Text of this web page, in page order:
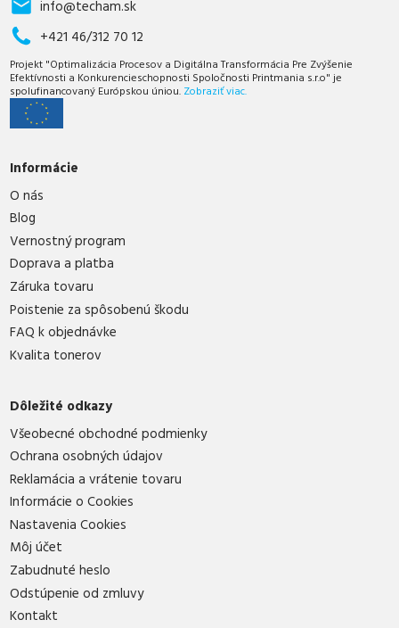
info@techam.sk
+421 46/312 70 12
Projekt "Optimalizácia Procesov a Digitálna Transformácia Pre Zvýšenie
Efektívnosti a Konkurencieschopnosti Spoločnosti Printmania s.r.o" je
spolufinancovaný Európskou úniou. Zobraziť viac.
Informácie
O nás
Blog
Vernostný program
Doprava a platba
Záruka tovaru
Poistenie za spôsobenú škodu
FAQ k objednávke
Kvalita tonerov
Dôležité odkazy
Všeobecné obchodné podmienky
Ochrana osobných údajov
Reklamácia a vrátenie tovaru
Informácie o Cookies
Nastavenia Cookies
Môj účet
Zabudnuté heslo
Odstúpenie od zmluvy
Kontakt